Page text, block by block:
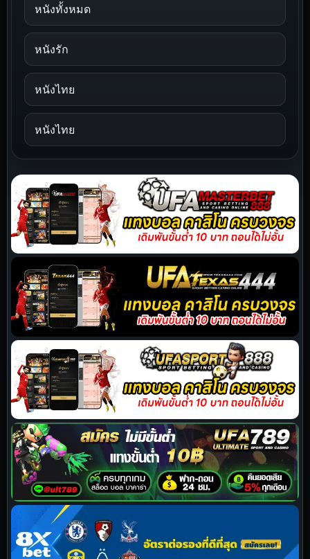
หนังทั้งหมด
หนังรัก
หนังไทย
หนังไทย